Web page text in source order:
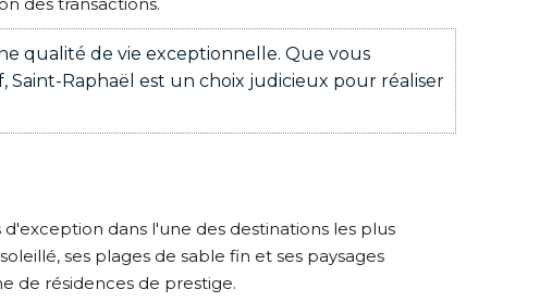
qualité de vie exceptionnelle. Que vous
Raphaël est un choix judicieux pour réaliser
dans l'une des destinations les plus
ses plages de sable fin et ses paysages
de résidences de prestige.